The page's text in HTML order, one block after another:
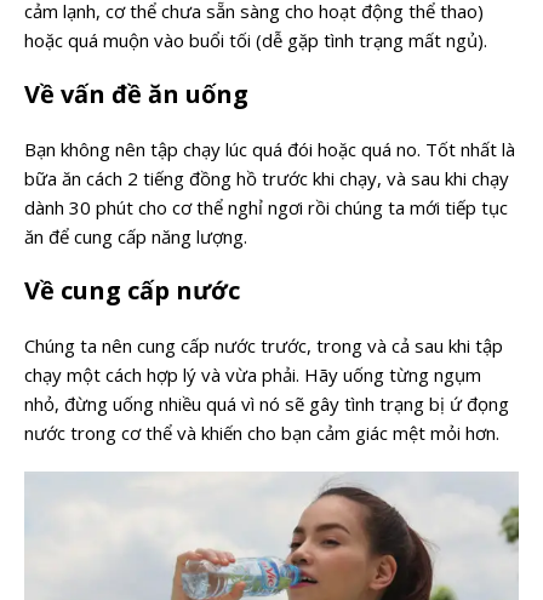
cảm lạnh, cơ thể chưa sẵn sàng cho hoạt động thể thao)
hoặc quá muộn vào buổi tối (dễ gặp tình trạng mất ngủ).
Về vấn đề ăn uống
Bạn không nên tập chạy lúc quá đói hoặc quá no. Tốt nhất là
bữa ăn cách 2 tiếng đồng hồ trước khi chạy, và sau khi chạy
dành 30 phút cho cơ thể nghỉ ngơi rồi chúng ta mới tiếp tục
ăn để cung cấp năng lượng.
Về cung cấp nước
Chúng ta nên cung cấp nước trước, trong và cả sau khi tập
chạy một cách hợp lý và vừa phải. Hãy uống từng ngụm
nhỏ, đừng uống nhiều quá vì nó sẽ gây tình trạng bị ứ đọng
nước trong cơ thể và khiến cho bạn cảm giác mệt mỏi hơn.